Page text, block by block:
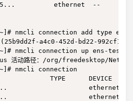
ethernet  --
~]# nmcli connection add type
a4c0-452d-bd22-
~]# nmcli connection up ens-test2
Bus 活动路径：/org/freedesktop/
~]# nmcli connection
TYPE      DEVICE
ethernet
ethernet